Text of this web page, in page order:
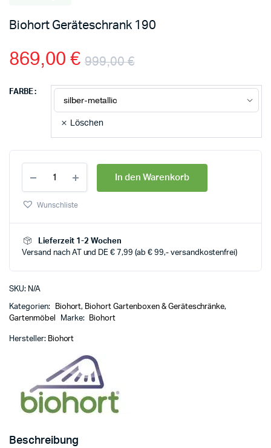
Biohort Geräteschrank 190
999,00€
869,00€
FARBE
Löschen
In den Warenkorb
Wunschliste
Lieferzeit 1-2 Wochen
Versand nach AT und DE € 7,99 (ab € 99,- versandkostenfrei)
SKU: N/A
Kategorien: Biohort, Biohort Gartenboxen & Geräteschränke,
Gartenmöbel
Marke: Biohort
Hersteller: Biohort
Beschreibung